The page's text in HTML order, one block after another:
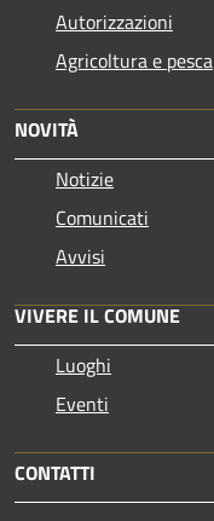
Autorizzazioni
Agricoltura e pesca
NOVITÀ
Notizie
Comunicati
Avvisi
VIVERE IL COMUNE
Luoghi
Eventi
CONTATTI